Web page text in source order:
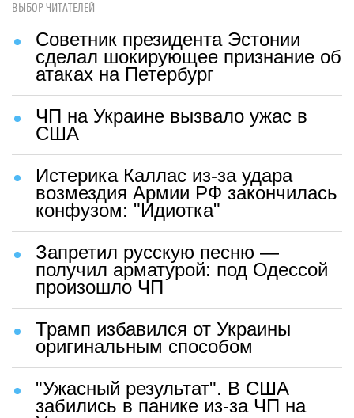
ВЫБОР ЧИТАТЕЛЕЙ
Советник президента Эстонии
сделал шокирующее признание об
атаках на Петербург
ЧП на Украине вызвало ужас в
США
Истерика Каллас из-за удара
возмездия Армии РФ закончилась
конфузом: "Идиотка"
Запретил русскую песню —
получил арматурой: под Одессой
произошло ЧП
Трамп избавился от Украины
оригинальным способом
"Ужасный результат". В США
забились в панике из-за ЧП на